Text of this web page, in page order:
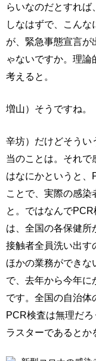
らいなのだとすれ
しなはずで、こん
が、緊急事態宣言が
ゃないですか。理
考えると。
増山）そうですね。
辛坊）だけどそうい
当のことは。それで
はなにかというと
ことで、実際の感染
と。ではなんで
は、全国の各保健所
接触者全員洗い出す
ほかの業務ができな
で、去年から今年に
です。全国の自治体
PCR検査は無理だ
ラスターであるとか